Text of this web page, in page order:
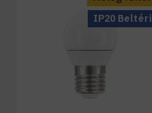
IP20 Beltéri